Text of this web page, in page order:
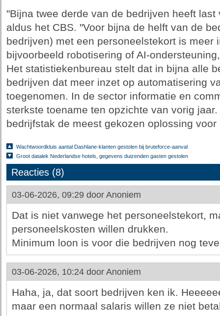
"Bijna twee derde van de bedrijven heeft
aldus het CBS. "Voor bijna de helft van de
bedrijven) met een personeelstekort is meer
bijvoorbeeld robotisering of AI-
Het statistiekenbureau stelt dat in bijna alle
bedrijven dat meer inzet op automatisering
toegenomen. In de sector informatie en
sterkste toename ten opzichte van vorig
bedrijfstak de meest gekozen oplossing
Wachtwoordkluis aantal Dashlane-klanten gestolen bij bruteforce-aanval
Groot datalek Nederlandse hotels, gegevens duizenden gasten gestolen
Reacties (8)
03-06-2026, 09:29 door Anoniem
Dat is niet vanwege het personeelstekort,
personeelskosten willen drukken.
Minimum loon is voor die bedrijven nog
03-06-2026, 10:24 door Anoniem
Haha, ja, dat soort bedrijven ken ik.
maar een normaal salaris willen ze niet